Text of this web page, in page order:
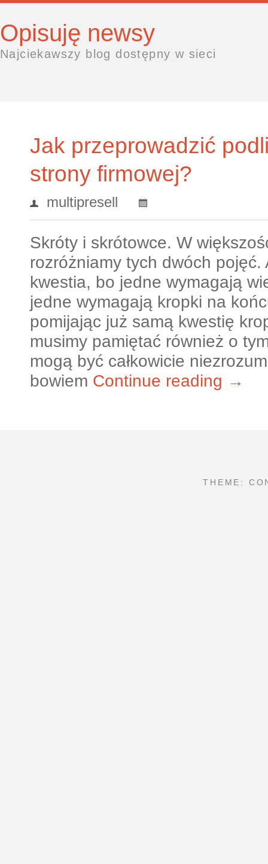
Opisuję newsy
Najciekawszy blog dostępny w sieci
Jak przeprowadzić
strony firmowej?
multipresell
Skróty i skrótowce. W
rozróżniamy tych dwóch pojęć.
kwestia, bo jedne wymagają
jedne wymagają kropki na
pomijając już samą kwestię
musimy pamiętać również o
mogą być całkowicie
bowiem Continue reading →
THEME: